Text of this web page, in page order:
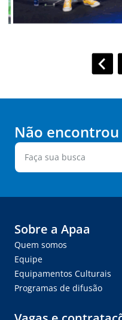
Não
Sobre a Apaa
Quem somos
Equipe
Equipamentos Culturais
Programas de difusão